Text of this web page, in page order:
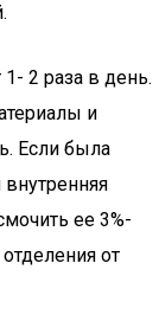
2 раза в день.
и
Если была
внутренняя
ее 3%-
от